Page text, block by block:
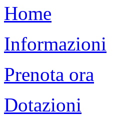
Home
Informazioni
Prenota ora
Dotazioni